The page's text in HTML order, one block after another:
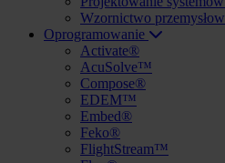
Wzornictwo
Oprogramowanie
Activate®
AcuSolve™
Compose®
EDEM™
Embed®
Feko®
FlightStream™